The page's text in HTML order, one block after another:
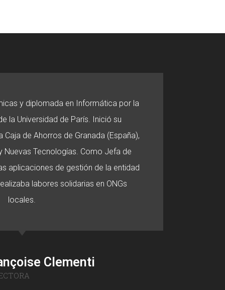
y diplomada en Informática por la
la Universidad de París. Inició su
de Ahorros de Granada (España),
Nuevas Tecnologías. Como Jefa de
aplicaciones de gestión de la entidad
labores solidarias en ONGs
locales.
Clementi